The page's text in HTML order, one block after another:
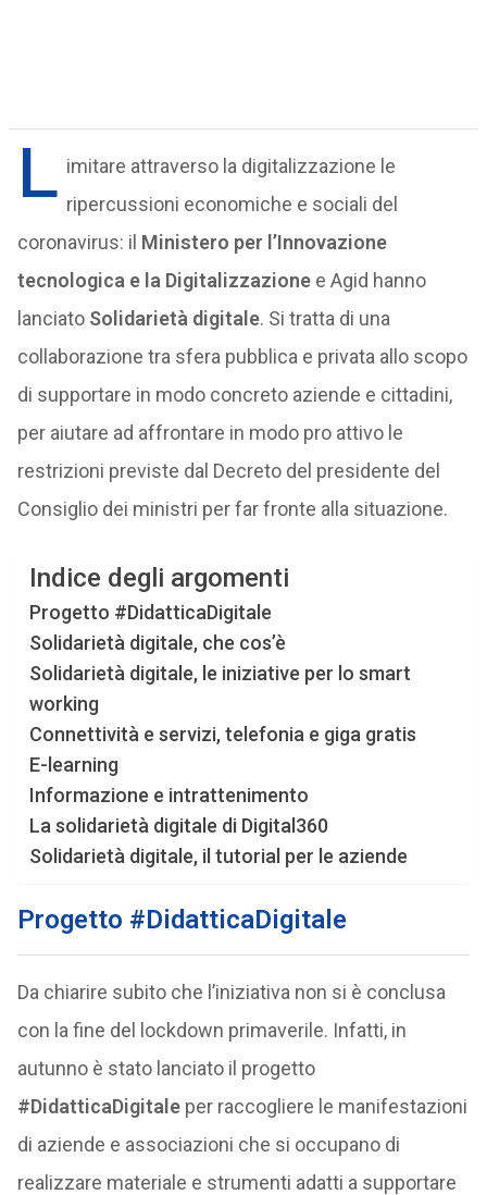
L imitare attraverso la digitalizzazione le
ripercussioni economiche e sociali del
coronavirus: il Ministero per l’Innovazione
tecnologica e la Digitalizzazionee Agid hanno
lanciato Solidarietà digitale. Si tratta di una
collaborazione tra sfera pubblica e privata allo scopo
di supportare in modo concreto aziende e cittadini,
per aiutare ad affrontare in modo pro attivo le
restrizioni previste dal Decreto del presidente del
Consiglio dei ministri per far fronte alla situazione.
Indice degli argomenti
Progetto #DidatticaDigitale
Solidarietà digitale, che cos’è
Solidarietà digitale, le iniziative per lo smart
working
Connettività e servizi, telefonia e giga gratis
E-learning
Informazione e intrattenimento
La solidarietà digitale di Digital360
Solidarietà digitale, il tutorial per le aziende
Progetto #DidatticaDigitale
Da chiarire subito che l’iniziativa non si è conclusa
con la fine del lockdown primaverile. Infatti, in
autunno è stato lanciato il progetto
#DidatticaDigitale per raccogliere le manifestazioni
di aziende e associazioni che si occupano di
realizzare materiale e strumenti adatti a supportare